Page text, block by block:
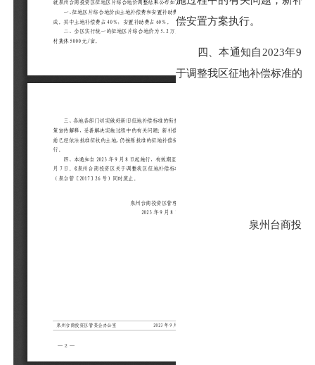
偿安置方案执行。
四、本通知自2023年9月8
于调整我区征地补偿标准的
泉州台商投